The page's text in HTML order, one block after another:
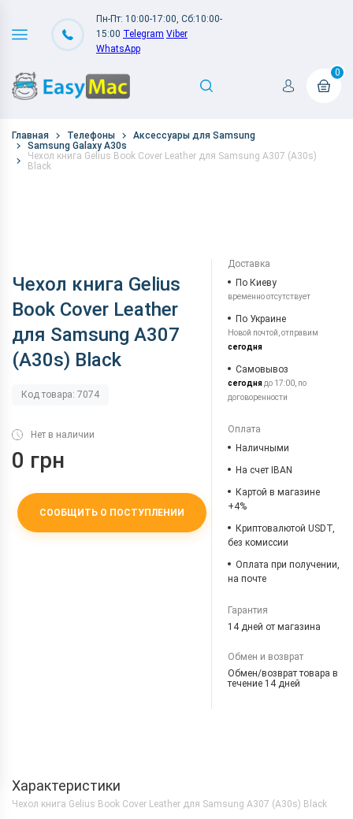
Пн-Пт: 10:00-17:00, Сб:10:00-
15:00 Telegram Viber
WhatsApp
0
Главная Телефоны
Аксессуары для Samsung
Samsung Galaxy A30s
Чехол книга Gelius Book Cover Leather для Samsung A307 (A30s)
Black
Чехол книга Gelius
Book Cover Leather
для Samsung A307
(A30s) Black
Код товара: 7074
Нет в наличии
0 грн
СООБЩИТЬ О ПОСТУПЛЕНИИ
Доставка
По Киеву
временно отсутствует
По Украине
Новой почтой, отправим
сегодня
Самовывоз
сегоднядо 17:00, по
договоренности
Оплата
Наличными
На счет IBAN
Картой в магазине
+4%
Криптовалютой USDT,
без комиссии
Оплата при получении,
на почте
Гарантия
14 дней от магазина
Обмен и возврат
Обмен/возврат товара в
течение 14 дней
Характеристики
Чехол книга Gelius Book Cover Leather для Samsung A307 (A30s) Black